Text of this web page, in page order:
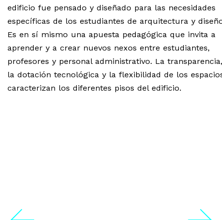
edificio fue pensado y diseñado para las necesidades
específicas de los estudiantes de arquitectura y
Es en sí mismo una apuesta pedagógica que invita a
aprender y a crear nuevos nexos entre estudiantes,
profesores y personal administrativo. La transparencia,
la dotación tecnológica y la flexibilidad de los
caracterizan los diferentes pisos del edificio.